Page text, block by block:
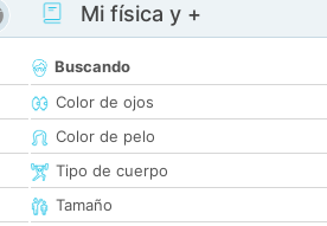
Mi física y +
Buscando
Color de ojos
Color de pelo
Tipo de cuerpo
Tamaño